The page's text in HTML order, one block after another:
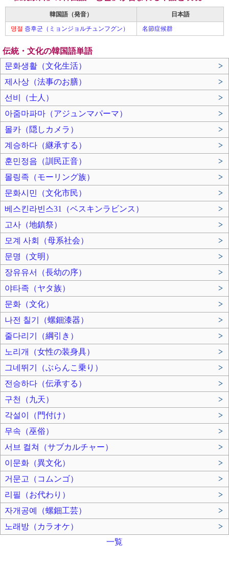
韓国語（発音）
日本語
명절 증후군（ミョンジョルチュンフグン） 名節症候群
伝統・文化の韓国語単語
문화생활（文化生活）
>
제사상（法事のお膳）
>
선비（士人）
>
아줌마파마（アジュンマパーマ）
>
몰카（隠しカメラ）
>
계승하다（継承する）
>
훈민정음（訓民正音）
>
몰링족（モーリング族）
>
문화시민（文化市民）
>
베스킨라빈스31（ベスキンラビンス）
>
고사（地鎮祭）
>
모계 사회（母系社会）
>
문명（文明）
>
장유유서（長幼の序）
>
야타족（ヤタ族）
>
문화（文化）
>
나전 칠기（螺鈿漆器）
>
줄다리기（綱引き）
>
노리개（女性の装身具）
>
그네뛰기（ぶらんこ乗り）
>
전승하다（伝承する）
>
구천（九天）
>
각설이（門付け）
>
무속（巫俗）
>
서브 컬쳐（サブカルチャー）
>
이문화（異文化）
>
거문고（コムンゴ）
>
리필（お代わり）
>
자개공예（螺鈿工芸）
>
노래방（カラオケ）
>
一覧